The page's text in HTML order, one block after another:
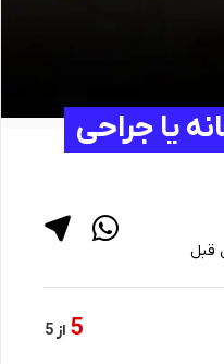
یا جراحی
5 از 5